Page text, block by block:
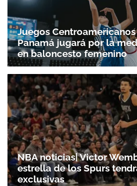
Juegos Centroamericanos
Panamá jugará por la
en baloncesto femenino
NBA noticias| Victor
estrella de los Spurs
exclusivas